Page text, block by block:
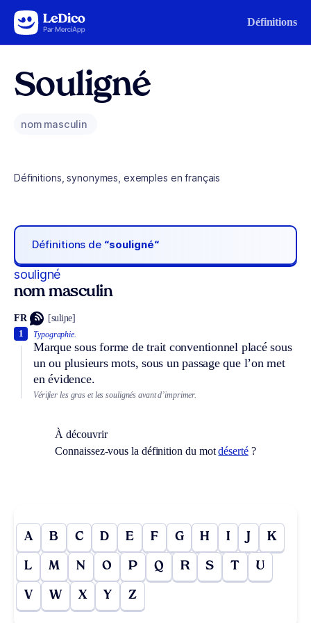
Aller au contenu Définitions
Souligné
nom masculin
Définitions, synonymes, exemples en français
Définitions de “souligné“
souligné
nom masculin
FR [suliɲe]
Typographie.
Marque sous forme de trait conventionnel placé sous
un ou plusieurs mots, sous un passage que l’on met
en évidence.
1
Vérifier les gras et les soulignés avant d’imprimer.
À découvrir
Connaissez-vous la définition du motdéserté?
A B C D E F G H I J K
L M N O P Q R S T U
V W X Y Z